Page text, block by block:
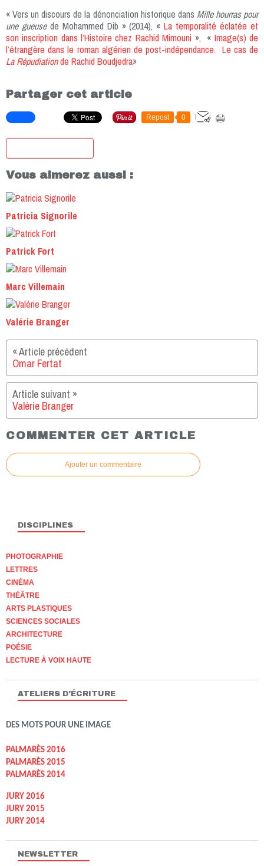
« Vers un discours de la dénonciation historique dans Mille hourras pour
une gueusede Mohammed Dib » (2014), «La temporalité éclatée et
son inscription dans l’Histoire chez Rachid Mimouni », « Image(s) de
l’étrangère dans le roman algérien de post-indépendance. Le cas de
La Répudiationde Rachid Boudjedra»
Partager cet article
Repost 0
Vous aimerez aussi :
Patricia Signorile
Patrick Fort
Marc Villemain
Valérie Branger
Omar Fertat
Valérie Branger
COMMENTER CET ARTICLE
Ajouter un commentaire
NEWSLETTER
DISCIPLINES
PHOTOGRAPHIE
LETTRES
CINÉMA
THÉÂTRE
ARTS PLASTIQUES
SCIENCES SOCIALES
ARCHITECTURE
POÉSIE
LECTURE À VOIX HAUTE
ATELIERS D'ÉCRITURE
DES MOTS POUR UNE IMAGE
PALMARÈS 2016
PALMARÈS 2015
PALMARÈS 2014
JURY 2016
JURY 2015
JURY 2014